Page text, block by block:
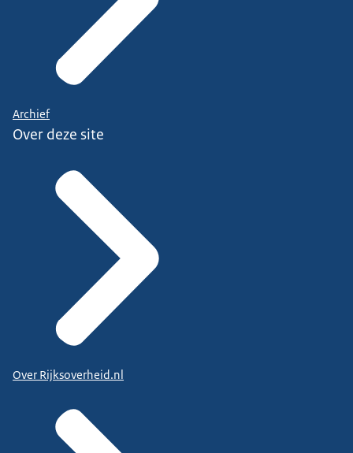
Archief
Over deze site
Over Rijksoverheid.nl